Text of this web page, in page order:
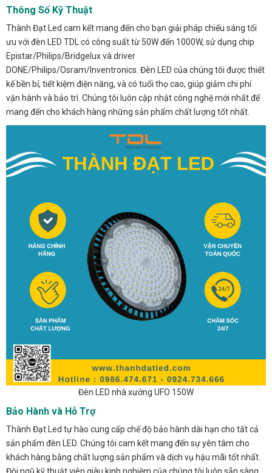
Thông Số Kỹ Thuật
Thành Đạt Led cam kết mang đến cho bạn giải pháp chiếu sáng tối
ưu với đèn LED TDL có công suất từ 50W đến 1000W, sử dụng chip
Epistar/Philips/Bridgelux và driver
DONE/Philips/Osram/Inventronics. Đèn LED của chúng tôi được thiết
kế bền bỉ, tiết kiệm điện năng, và có tuổi thọ cao, giúp giảm chi phí
vận hành và bảo trì. Chúng tôi luôn cập nhật công nghệ mới nhất để
mang đến cho khách hàng những sản phẩm chất lượng tốt nhất.
Đèn LED nhà xưởng UFO 150W
Bảo Hành và Hỗ Trợ
Thành Đạt Led tự hào cung cấp chế độ bảo hành dài hạn cho tất cả
sản phẩm đèn LED. Chúng tôi cam kết mang đến sự yên tâm cho
khách hàng bằng chất lượng sản phẩm và dịch vụ hậu mãi tốt nhất.